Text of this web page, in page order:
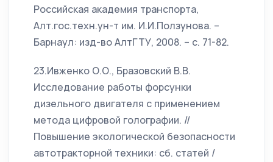
Российская академия транспорта,
Алт.гос.техн.ун-т им. И.И.Ползунова. –
Барнаул: изд-во АлтГТУ, 2008. – с. 71-82.
23.Ивженко О.О., Бразовский В.В.
Исследование работы форсунки
дизельного двигателя с применением
метода цифровой голографии. //
Повышение экологической безопасности
автотракторной техники: сб. статей /